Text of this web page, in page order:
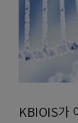
KBIOIS가